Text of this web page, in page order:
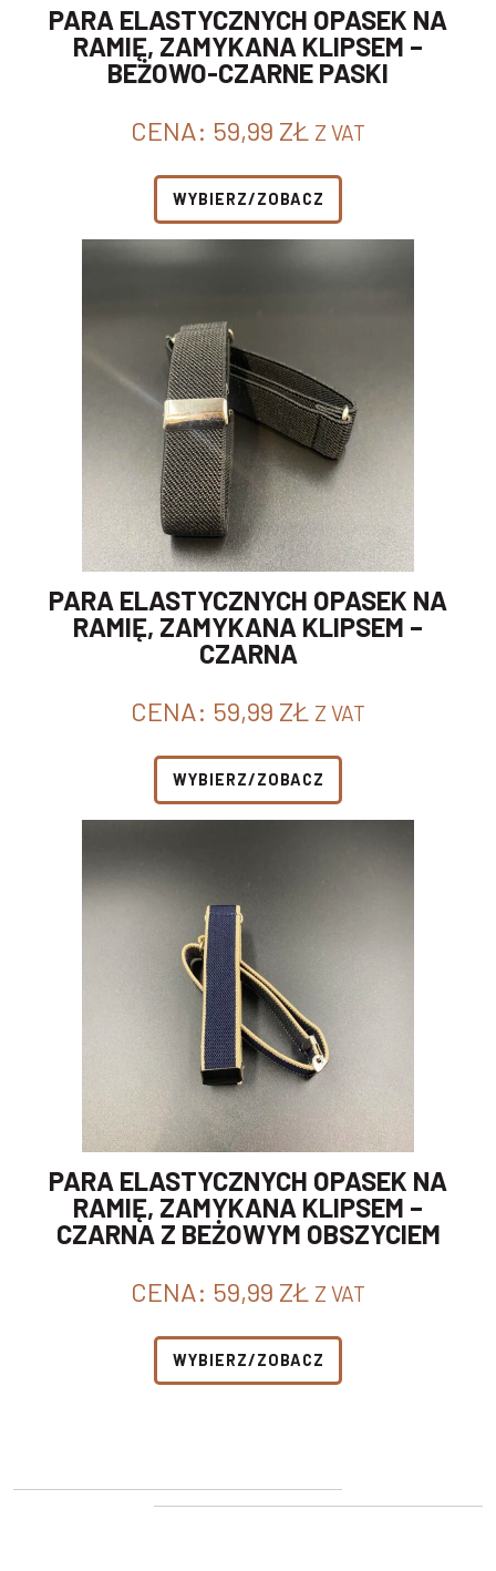
PARA ELASTYCZNYCH OPASEK NA
RAMIĘ, ZAMYKANA KLIPSEM –
BEŻOWO-CZARNE PASKI
CENA: 59,99 ZŁ Z VAT
WYBIERZ/ZOBACZ
PARA ELASTYCZNYCH OPASEK NA
RAMIĘ, ZAMYKANA KLIPSEM –
CZARNA
CENA: 59,99 ZŁ Z VAT
WYBIERZ/ZOBACZ
PARA ELASTYCZNYCH OPASEK NA
RAMIĘ, ZAMYKANA KLIPSEM –
CZARNA Z BEŻOWYM OBSZYCIEM
CENA: 59,99 ZŁ Z VAT
WYBIERZ/ZOBACZ